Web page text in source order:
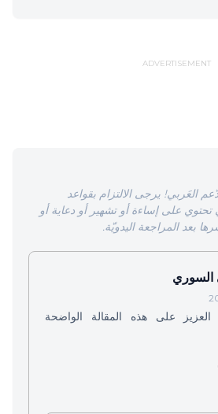
ADVERTISEMENT
العَربي! يرجى الالتزام بقواعد
تحتوي على إساءة أو تشهير أو دعاية أو
بعد المراجعة اليدويّة.
السوري
على هذه المقالة الواضحة